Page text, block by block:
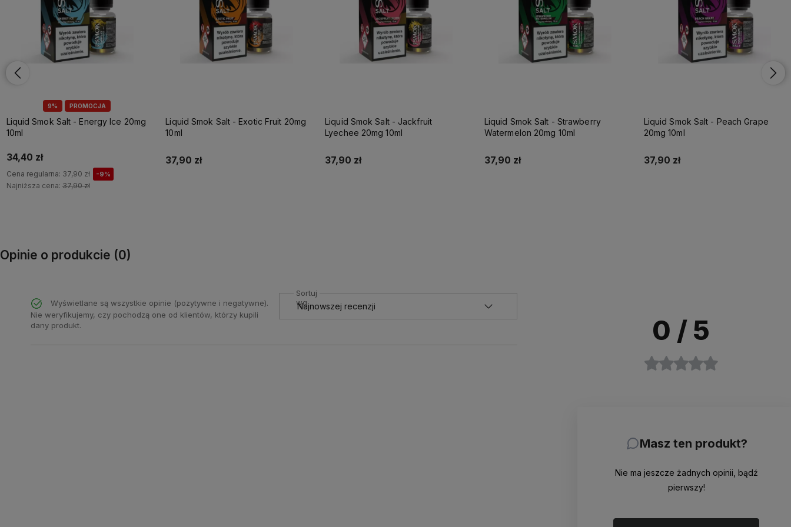
9% PROMOCJA
Liquid Smok Salt - Energy Ice 20mg
10ml
34,40 zł
Cena regularna: 37,90 zł -9%
Najniższa cena:37,90 zł
Liquid Smok Salt - Exotic Fruit 20mg
10ml
37,90 zł
Liquid Smok Salt - Jackfruit
Lyechee 20mg 10ml
37,90 zł
Liquid Smok Salt - Strawberry
Watermelon 20mg 10ml
37,90 zł
Liquid Smok Salt - Peach Grape
20mg 10ml
37,90 zł
Opinie o produkcie (0)
0 / 5
Masz ten produkt?
Nie ma jeszcze żadnych opinii, bądź
pierwszy!
Wyświetlane są wszystkie opinie (pozytywne i negatywne).
Nie weryfikujemy, czy pochodzą one od klientów, którzy kupili
dany produkt.
Sortuj
wg